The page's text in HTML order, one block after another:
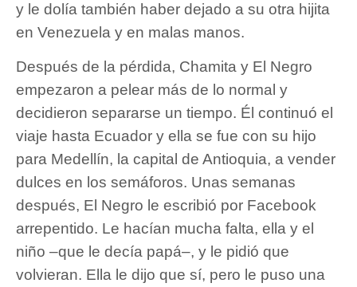
y le dolía también haber dejado a su otra hijita
en Venezuela y en malas manos.
Después de la pérdida, Chamita y El Negro
empezaron a pelear más de lo normal y
decidieron separarse un tiempo. Él continuó el
viaje hasta Ecuador y ella se fue con su hijo
para Medellín, la capital de Antioquia, a vender
dulces en los semáforos. Unas semanas
después, El Negro le escribió por Facebook
arrepentido. Le hacían mucha falta, ella y el
niño –que le decía papá–, y le pidió que
volvieran. Ella le dijo que sí, pero le puso una